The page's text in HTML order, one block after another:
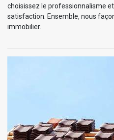
choisissez le professionnalisme
satisfaction. Ensemble, nous
immobilier.